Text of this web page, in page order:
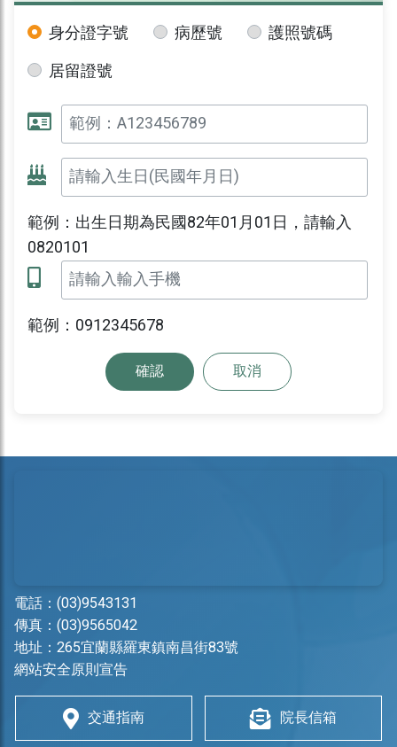
身分證字號 病歷號
護照號碼
居留證號
範例：出生日期為民國82年01月01日，請輸入
0820101
範例：0912345678
確認 取消
電話： (03)9543131
傳真：(03)9565042
地址： 265宜蘭縣羅東鎮南昌街83號
網站安全原則宣告
交通指南 院長信箱